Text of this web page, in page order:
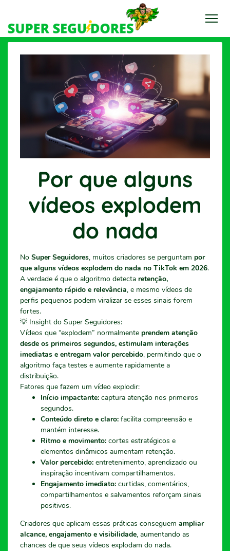
Por que alguns
vídeos explodem
do nada
No Super Seguidores, muitos criadores se perguntam por
que alguns vídeos explodem do nada no TikTok em 2026.
A verdade é que o algoritmo detecta retenção,
engajamento rápido e relevância, e mesmo vídeos de
perfis pequenos podem viralizar se esses sinais forem
fortes.
💡 Insight do Super Seguidores:
Vídeos que “explodem” normalmente prendem atenção
desde os primeiros segundos, estimulam interações
imediatas e entregam valor percebido, permitindo que o
algoritmo faça testes e aumente rapidamente a
distribuição.
Fatores que fazem um vídeo explodir:
Início impactante: captura atenção nos primeiros
segundos.
Conteúdo direto e claro: facilita compreensão e
mantém interesse.
Ritmo e movimento: cortes estratégicos e
elementos dinâmicos aumentam retenção.
Valor percebido: entretenimento, aprendizado ou
inspiração incentivam compartilhamentos.
Engajamento imediato: curtidas, comentários,
compartilhamentos e salvamentos reforçam sinais
positivos.
Criadores que aplicam essas práticas conseguem ampliar
alcance, engajamento e visibilidade, aumentando as
chances de que seus vídeos explodam do nada.